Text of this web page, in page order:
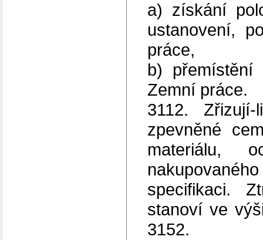
a) získání
ustanovení,
práce,
b) přemístění
Zemní práce.
3112.
zpevněné
materiálu,
specifikaci.
stanoví ve
3152.